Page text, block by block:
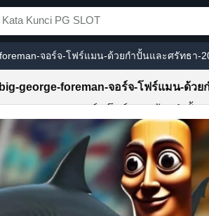
จอร์จ-โฟร์แมน-ด้วยกำปั้นและศรัทธา-
george-foreman-จอร์จ-โฟร์แมน-ด้วย